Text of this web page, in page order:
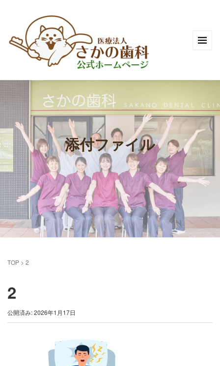
添付ファイル
TOP > 2
2
公開済み: 2026年1月17日